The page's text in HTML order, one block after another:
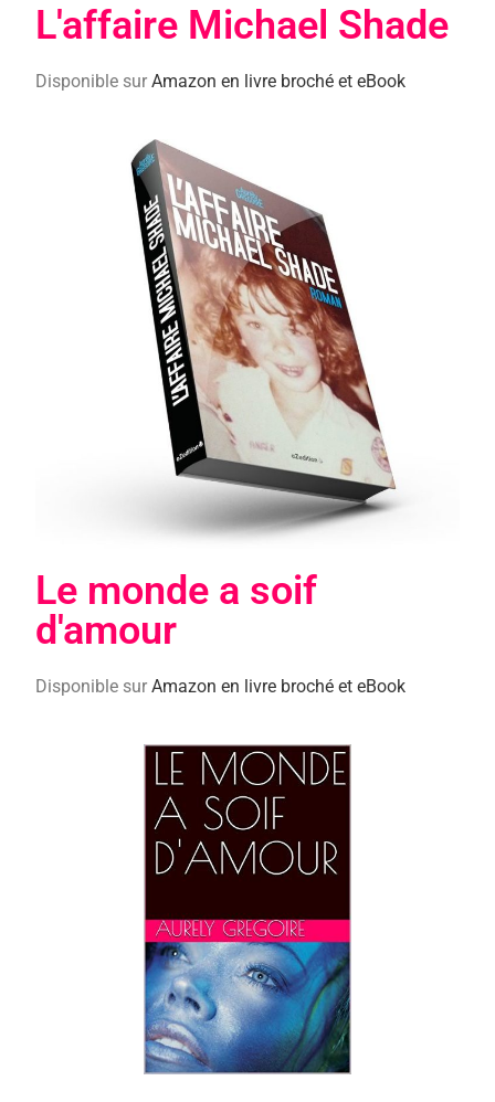
L'affaire Michael Shade​
Disponible surAmazon en livre broché et eBook
Le monde a soif
d'amour
Disponible surAmazon en livre broché et eBook